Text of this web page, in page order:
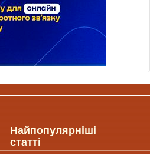
Найпопулярніші
статті